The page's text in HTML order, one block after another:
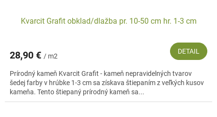
Kvarcit Grafit obklad/dlažba pr. 10-50 cm hr. 1-3 cm
28,90 € / m2
DETAIL
Prírodný kameň Kvarcit Grafit - kameň nepravidelných tvarov
šedej farby v hrúbke 1-3 cm sa získava štiepaním z veľkých kusov
kameňa. Tento štiepaný prírodný kameň sa...